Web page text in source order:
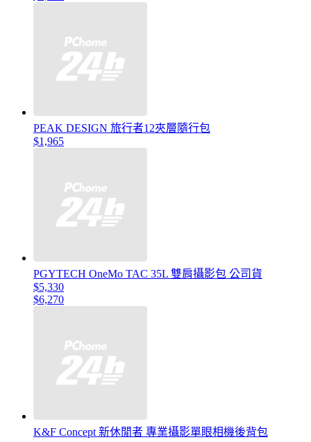
PEAK DESIGN 旅行者12夾層隨行包
$1,965
PGYTECH OneMo TAC 35L 雙肩攝影包 公司貨
$5,330
$6,270
K&F Concept 新休閒者 專業攝影單眼相機後背包